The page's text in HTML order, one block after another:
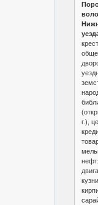
г.),